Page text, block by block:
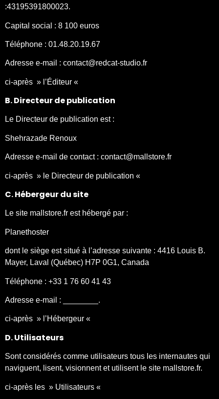
:43195391800023.
Capital social : 8 100 euros
Téléphone : 01.48.20.19.67
Adresse e-mail : contact@redcat-studio.fr
ci-après » l’Éditeur «
B. Directeur de publication
Le Directeur de publication est :
Shehrazade Renoux
Adresse e-mail de contact : contact@mallstore.fr
ci-après » le Directeur de publication «
C. Hébergeur du site
Le site mallstore.fr est hébergé par :
Planethoster
dont le siège est situé à l’adresse suivante : 4416 Louis B.
Mayer, Laval (Québec) H7P 0G1, Canada
Téléphone : +33 1 76 60 41 43
Adresse e-mail : ________.
ci-après » l’Hébergeur «
D. Utilisateurs
Sont considérés comme utilisateurs tous les internautes qui
naviguent, lisent, visionnent et utilisent le site mallstore.fr.
ci-après les » Utilisateurs «